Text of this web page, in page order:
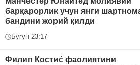
барқарорлик учун янги
бандини жорий қилди
Бугун 23:17
Филип Костиć фаолиятини